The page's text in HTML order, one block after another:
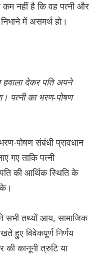
नहीं है कि वह पत्नी और
में असमर्थ हो।
हवाला देकर पति अपने
पत्नी का भरण-पोषण
पोषण संबंधी प्रावधान
गए ताकि पत्नी
की आर्थिक स्थिति के
सभी तथ्यों आय, सामाजिक
हुए विवेकपूर्ण निर्णय
की कानूनी त्रुटि या